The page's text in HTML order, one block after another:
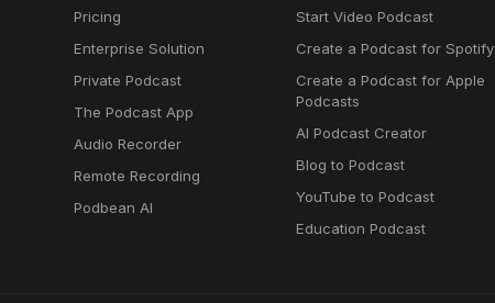
Pricing
Enterprise Solution
Private Podcast
The Podcast App
Audio Recorder
Remote Recording
Podbean AI
Start Video Podcast
Create a Podcast for Spotify
Create a Podcast for Apple
Podcasts
AI Podcast Creator
Blog to Podcast
YouTube to Podcast
Education Podcast